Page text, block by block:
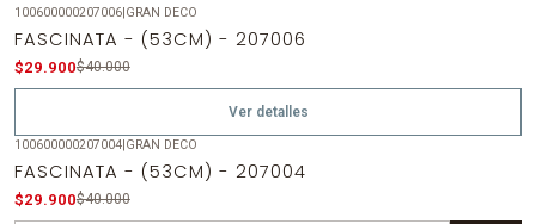
Agotado
100600000207006|GRAN DECO
FASCINATA - (53CM) - 207006
$29.900$40.000
Ver detalles
100600000207004|GRAN DECO
FASCINATA - (53CM) - 207004
$29.900$40.000